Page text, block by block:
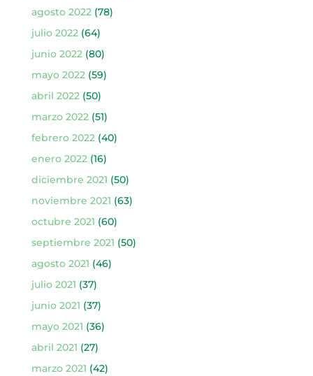
agosto 2022(78)
julio 2022(64)
junio 2022(80)
mayo 2022(59)
abril 2022(50)
marzo 2022(51)
febrero 2022(40)
enero 2022(16)
diciembre 2021 (50)
noviembre 2021 (63)
octubre 2021 (60)
septiembre 2021 (50)
agosto 2021 (46)
julio 2021 (37)
junio 2021 (37)
mayo 2021 (36)
abril 2021 (27)
marzo 2021 (42)